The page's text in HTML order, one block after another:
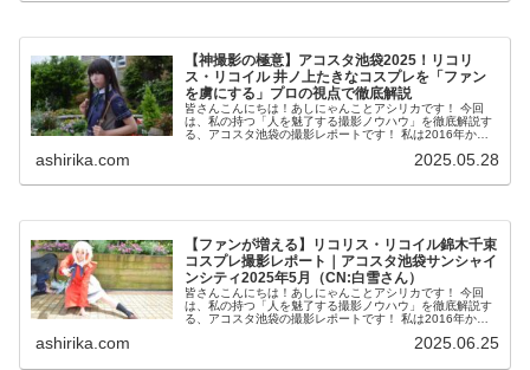
【神撮影の極意】アコスタ池袋2025！リコリ
ス・リコイル 井ノ上たきなコスプレを「ファン
を虜にする」プロの視点で徹底解説
皆さんこんにちは！あしにゃんことアシリカです！ 今回
は、私の持つ「人を魅了する撮影ノウハウ」を徹底解説す
る、アコスタ池袋の撮影レポートです！ 私は2016年から
ashirika.com 2025.05.28
【ファンが増える】リコリス・リコイル錦木千束
コスプレ撮影レポート｜アコスタ池袋サンシャイ
ンシティ2025年5月（CN:白雪さん）
皆さんこんにちは！あしにゃんことアシリカです！ 今回
は、私の持つ「人を魅了する撮影ノウハウ」を徹底解説す
る、アコスタ池袋の撮影レポートです！ 私は2016年から
ashirika.com 2025.06.25